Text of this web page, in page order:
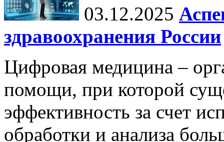
03.12.2025
здравоохранения России
Цифровая медицина –
помощи, при которой
эффективность за счет
обработки и анализа